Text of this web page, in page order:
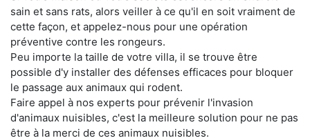
sain et sans rats, alors veiller à ce qu'il en soit vraiment de
cette façon, et appelez-nous pour une opération
préventive contre les rongeurs.
Peu importe la taille de votre villa, il se trouve être
possible d'y installer des défenses efficaces pour bloquer
le passage aux animaux qui rodent.
Faire appel à nos experts pour prévenir l'invasion
d'animaux nuisibles, c'est la meilleure solution pour ne pas
être à la merci de ces animaux nuisibles.